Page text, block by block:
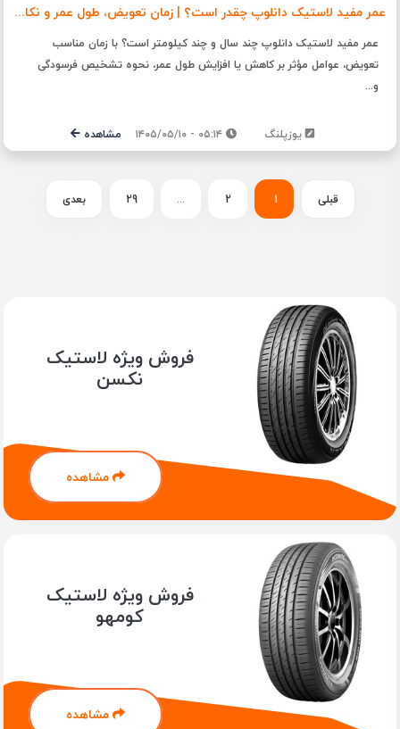
عمر مفید لاستیک دانلوپ چقدر است؟ | زمان تعویض، طول عمر و نکات نگهداری
عمر مفید لاستیک دانلوپ چند سال و چند کیلومتر است؟ با زمان مناسب
تعویض، عوامل مؤثر بر کاهش یا افزایش طول عمر، نحوه تشخیص فرسودگی
و...
یوزپلنگ مشاهده
قبلی 1
2
...
29 بعدی
فروش ویژه لاستیک
نکسن
مشاهده
فروش ویژه لاستیک
کومهو
مشاهده